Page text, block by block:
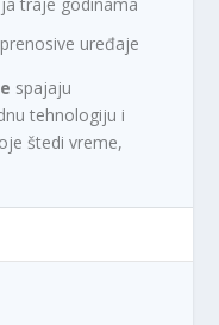
uređaje
spajaju
tehnologiju i
štedi vreme,